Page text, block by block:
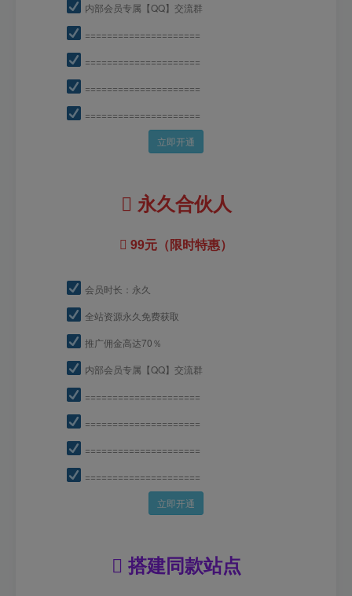
内部会员专属【QQ】交流群
=====================
=====================
=====================
=====================
立即开通
永久合伙人
99元（限时特惠）
会员时长：永久
全站资源永久免费获取
推广佣金高达70％
内部会员专属【QQ】交流群
=====================
=====================
=====================
=====================
立即开通
搭建同款站点